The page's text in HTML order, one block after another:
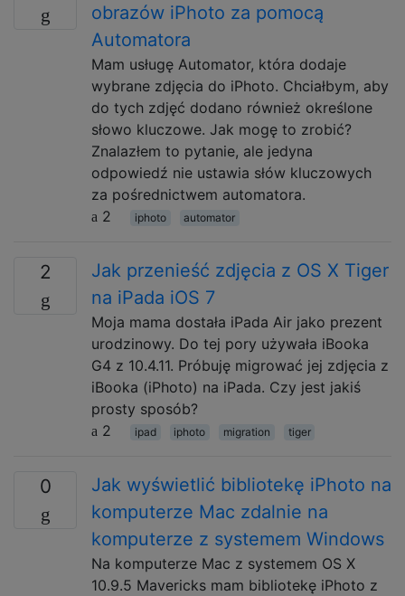
obrazów iPhoto za pomocą
Automatora
Mam usługę Automator, która dodaje
wybrane zdjęcia do iPhoto. Chciałbym, aby
do tych zdjęć dodano również określone
słowo kluczowe. Jak mogę to zrobić?
Znalazłem to pytanie, ale jedyna
odpowiedź nie ustawia słów kluczowych
za pośrednictwem automatora.
2
iphoto automator
2
Jak przenieść zdjęcia z OS X Tiger
na iPada iOS 7
Moja mama dostała iPada Air jako prezent
urodzinowy. Do tej pory używała iBooka
G4 z 10.4.11. Próbuję migrować jej zdjęcia z
iBooka (iPhoto) na iPada. Czy jest jakiś
prosty sposób?
2
ipad iphoto migration tiger
0
Jak wyświetlić bibliotekę iPhoto na
komputerze Mac zdalnie na
komputerze z systemem Windows
Na komputerze Mac z systemem OS X
10.9.5 Mavericks mam bibliotekę iPhoto z